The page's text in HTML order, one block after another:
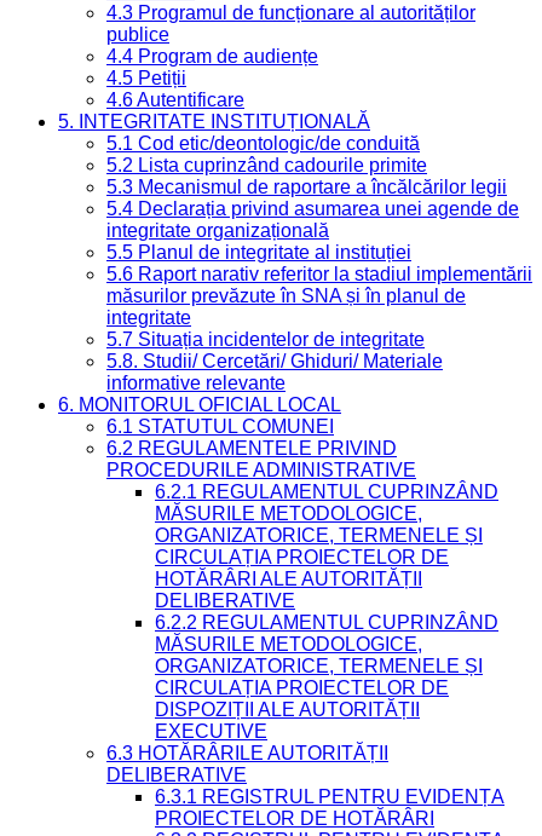
4.3 Programul de funcționare al autorităților
publice
4.4 Program de audiențe
4.5 Petiții
4.6 Autentificare
5. INTEGRITATE INSTITUȚIONALĂ
5.1 Cod etic/deontologic/de conduită
5.2 Lista cuprinzând cadourile primite
5.3 Mecanismul de raportare a încălcărilor legii
5.4 Declarația privind asumarea unei agende de
integritate organizațională
5.5 Planul de integritate al instituției
5.6 Raport narativ referitor la stadiul implementării
măsurilor prevăzute în SNA și în planul de
integritate
5.7 Situația incidentelor de integritate
5.8. Studii/ Cercetări/ Ghiduri/ Materiale
informative relevante
6. MONITORUL OFICIAL LOCAL
6.1 STATUTUL COMUNEI
6.2 REGULAMENTELE PRIVIND
PROCEDURILE ADMINISTRATIVE
6.2.1 REGULAMENTUL CUPRINZÂND
MĂSURILE METODOLOGICE,
ORGANIZATORICE, TERMENELE ȘI
CIRCULAȚIA PROIECTELOR DE
HOTĂRÂRI ALE AUTORITĂȚII
DELIBERATIVE
6.2.2 REGULAMENTUL CUPRINZÂND
MĂSURILE METODOLOGICE,
ORGANIZATORICE, TERMENELE ȘI
CIRCULAȚIA PROIECTELOR DE
DISPOZIȚII ALE AUTORITĂȚII
EXECUTIVE
6.3 HOTĂRÂRILE AUTORITĂȚII
DELIBERATIVE
6.3.1 REGISTRUL PENTRU EVIDENȚA
PROIECTELOR DE HOTĂRÂRI